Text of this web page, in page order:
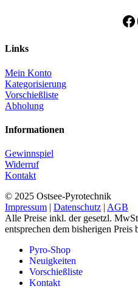
Links
Mein Konto
Kategorisierung
Vorschießliste
Abholung
Informationen
Gewinnspiel
Widerruf
Kontakt
© 2025 Ostsee-Pyrotechnik
Impressum | Datenschutz | AGB
Alle Preise inkl. der gesetzl.
entsprechen dem bisherigen Preis
Pyro-Shop
Neuigkeiten
Vorschießliste
Kontakt